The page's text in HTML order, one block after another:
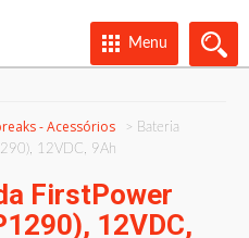
Menu
- Acessórios
Bateria
12VDC, 9Ah
FirstPower
12VDC,